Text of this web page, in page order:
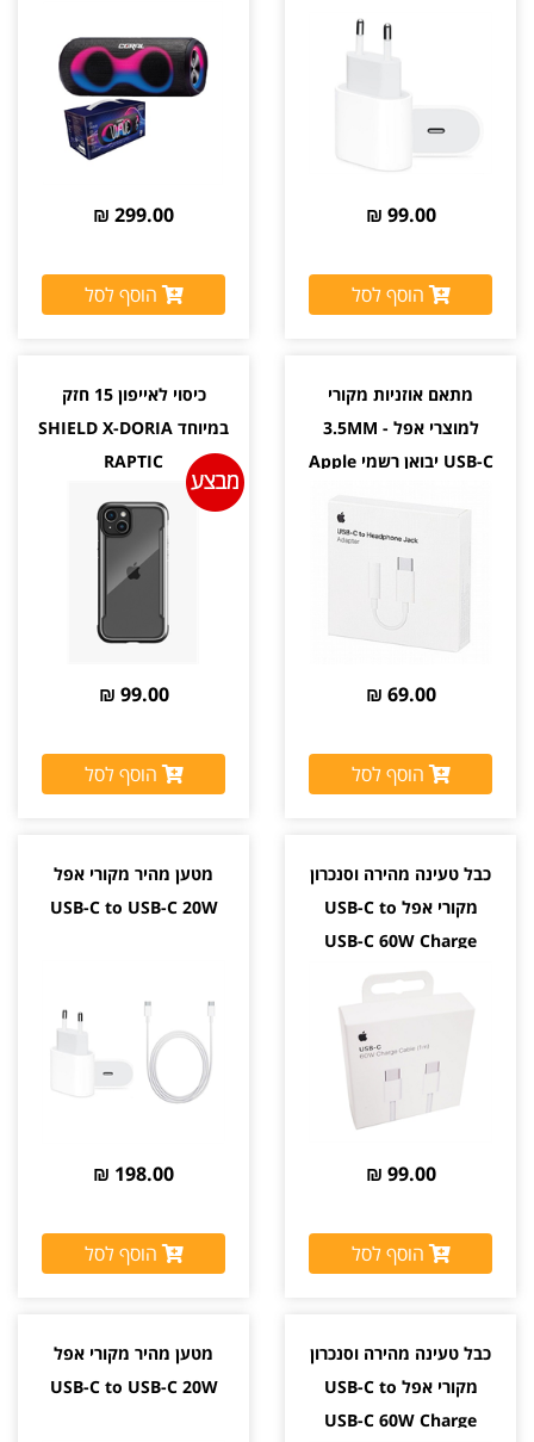
99.00 ₪
הוסף לסל
299.00 ₪
הוסף לסל
מתאם אוזניות מקורי
למוצרי אפל 3.5MM -
USB-C יבואן רשמי Apple
69.00 ₪
הוסף לסל
כיסוי לאייפון 15 חזק
במיוחד SHIELD X-DORIA
RAPTIC
99.00 ₪
הוסף לסל
כבל טעינה מהירה וסנכרון
מקורי אפל USB-C to
USB-C 60W Charge
99.00 ₪
הוסף לסל
מטען מהיר מקורי אפל
USB-C to USB-C 20W
198.00 ₪
הוסף לסל
כבל טעינה מהירה וסנכרון
מקורי אפל USB-C to
USB-C 60W Charge
מטען מהיר מקורי אפל
USB-C to USB-C 20W